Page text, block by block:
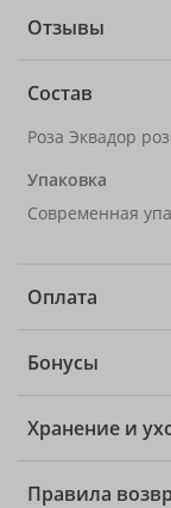
Отзывы
Состав
Роза Эквадор
Упаковка
Современная
Оплата
Бонусы
Хранение и
Правила